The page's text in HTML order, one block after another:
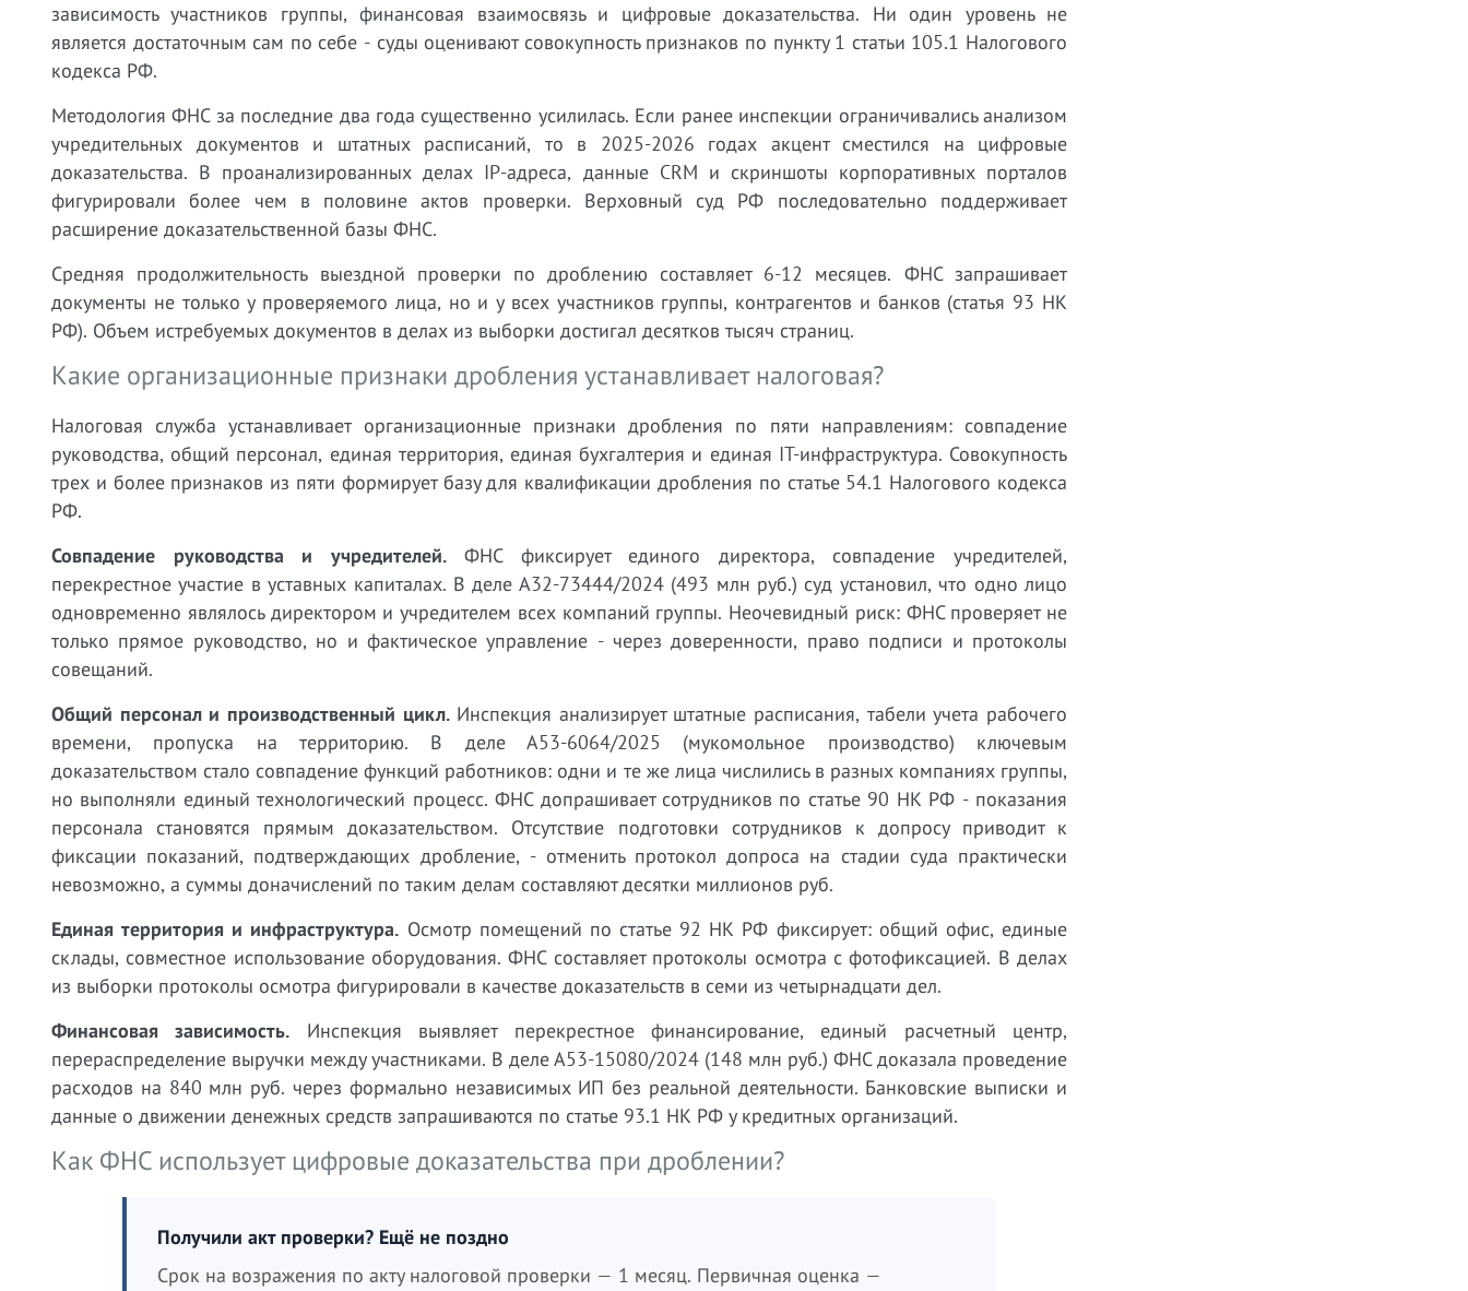
зависимость участников группы, финансовая взаимосвязь и цифровые доказательства. Ни один уровень не
является достаточным сам по себе - суды оценивают совокупность признаков по пункту 1 статьи 105.1 Налогового
кодекса РФ.
Методология ФНС за последние два года существенно усилилась. Если ранее инспекции ограничивались анализом
учредительных документов и штатных расписаний, то в 2025-2026 годах акцент сместился на цифровые
доказательства. В проанализированных делах IP-адреса, данные CRM и скриншоты корпоративных порталов
фигурировали более чем в половине актов проверки. Верховный суд РФ последовательно поддерживает
расширение доказательственной базы ФНС.
Средняя продолжительность выездной проверки по дроблению составляет 6-12 месяцев. ФНС запрашивает
документы не только у проверяемого лица, но и у всех участников группы, контрагентов и банков (статья 93 НК
РФ). Объем истребуемых документов в делах из выборки достигал десятков тысяч страниц.
Какие организационные признаки дробления устанавливает налоговая?
Налоговая служба устанавливает организационные признаки дробления по пяти направлениям: совпадение
руководства, общий персонал, единая территория, единая бухгалтерия и единая IT-инфраструктура. Совокупность
трех и более признаков из пяти формирует базу для квалификации дробления по статье 54.1 Налогового кодекса
РФ.
Совпадение руководства и учредителей.ФНС фиксирует единого директора, совпадение учредителей,
перекрестное участие в уставных капиталах. В деле А32-73444/2024 (493 млн руб.) суд установил, что одно лицо
одновременно являлось директором и учредителем всех компаний группы. Неочевидный риск: ФНС проверяет не
только прямое руководство, но и фактическое управление - через доверенности, право подписи и протоколы
совещаний.
Общий персонал и производственный цикл.Инспекция анализирует штатные расписания, табели учета рабочего
времени, пропуска на территорию. В деле А53-6064/2025 (мукомольное производство) ключевым
доказательством стало совпадение функций работников: одни и те же лица числились в разных компаниях группы,
но выполняли единый технологический процесс. ФНС допрашивает сотрудников по статье 90 НК РФ - показания
персонала становятся прямым доказательством. Отсутствие подготовки сотрудников к допросу приводит к
фиксации показаний, подтверждающих дробление, - отменить протокол допроса на стадии суда практически
невозможно, а суммы доначислений по таким делам составляют десятки миллионов руб.
Единая территория и инфраструктура. Осмотр помещений по статье 92 НК РФ фиксирует: общий офис, единые
склады, совместное использование оборудования. ФНС составляет протоколы осмотра с фотофиксацией. В делах
из выборки протоколы осмотра фигурировали в качестве доказательств в семи из четырнадцати дел.
Финансовая зависимость. Инспекция выявляет перекрестное финансирование, единый расчетный центр,
перераспределение выручки между участниками. В деле А53-15080/2024 (148 млн руб.) ФНС доказала проведение
расходов на 840 млн руб. через формально независимых ИП без реальной деятельности. Банковские выписки и
данные о движении денежных средств запрашиваются по статье 93.1 НК РФ у кредитных организаций.
Как ФНС использует цифровые доказательства при дроблении?
Получили акт проверки? Ещё не поздно
Срок на возражения по акту налоговой проверки — 1 месяц. Первичная оценка —